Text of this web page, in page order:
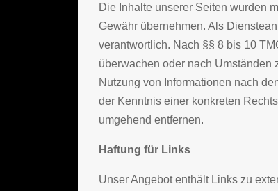
Die Inhalte unserer Seiten wurden
Gewähr übernehmen. Als
verantwortlich. Nach §§ 8 bis 10
überwachen oder nach Umständen
Nutzung von Informationen nach
der Kenntnis einer konkreten
umgehend entfernen.
Haftung für Links
Unser Angebot enthält Links zu